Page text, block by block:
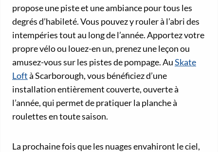
propose une piste et une ambiance pour tous les
degrés d’habileté. Vous pouvez y rouler à l’abri des
intempéries tout au long de l’année. Apportez votre
propre vélo ou louez-en un, prenez une leçon ou
amusez-vous sur les pistes de pompage. AuSkate
Loftà Scarborough, vous bénéficiez d’une
installation entièrement couverte, ouverte à
l’année, qui permet de pratiquer la planche à
roulettes en toute saison.
La prochaine fois que les nuages envahiront le ciel,